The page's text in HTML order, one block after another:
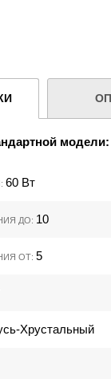
модели:
60 Вт
ДО: 10
ОТ: 5
Хрустальный